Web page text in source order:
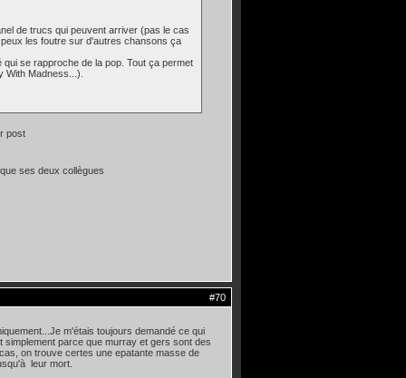
de trucs qui peuvent arriver (pas le cas
les foutre sur d'autres chansons ça
se rapproche de la pop. Tout ça permet
With Madness...).
post
ses deux collègues
#70
m'étais toujours demandé ce qui
parce que murray et gers sont des
on trouve certes une epatante masse de
leur mort.